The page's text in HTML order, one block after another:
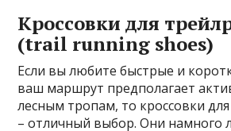
Кроссовки для
(trail running shoes)
Если вы любите быстрые и
ваш маршрут предполагает
лесным тропам, то кроссовки
– отличный выбор. Они намного